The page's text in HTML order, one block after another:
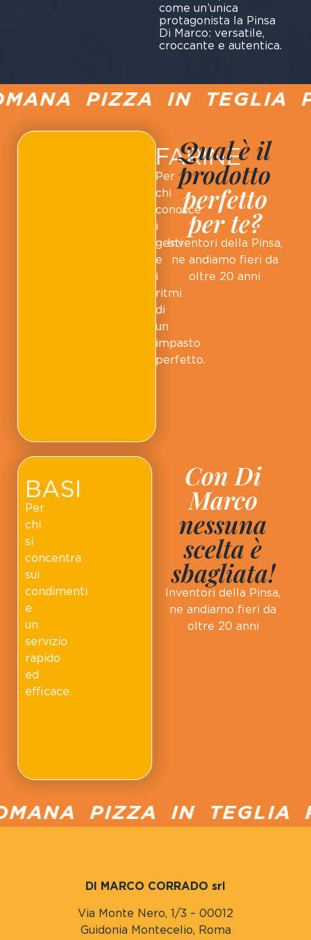
come un’unica
protagonista la Pinsa
Di Marco: versatile,
croccante e autentica.
PIZZA IN TEGLIA
FARINE
Per
chi
conosce
i
gesti
e
i
ritmi
di
un
impasto
perfetto.
Qual è il
prodotto
perfetto
per te?
Inventori della Pinsa,
ne andiamo fieri da
oltre 20 anni
Con Di
Marco
nessuna
scelta è
sbagliata!
Inventori della Pinsa,
ne andiamo fieri da
oltre 20 anni
BASI
Per
chi
si
concentra
sui
condimenti
e
un
servizio
rapido
ed
efficace.
PIZZA IN TEGLIA
DI MARCO CORRADO srl
Via Monte Nero, 1/3 – 00012
Guidonia Montecelio, Roma